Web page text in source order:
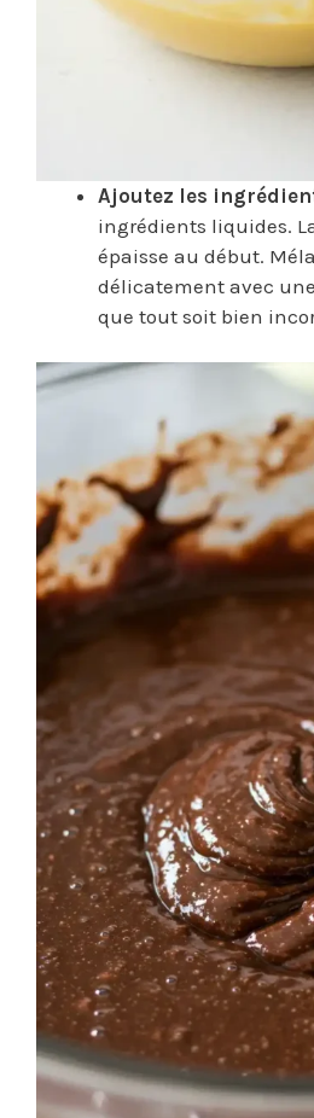
Ajoutez les
ingrédients liquides.
épaisse au début.
délicatement avec
que tout soit bien